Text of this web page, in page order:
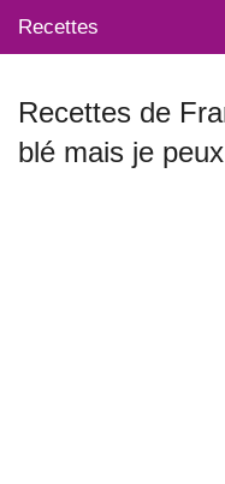
Recettes
Mes blogs préférés
Recettes de
blé mais je